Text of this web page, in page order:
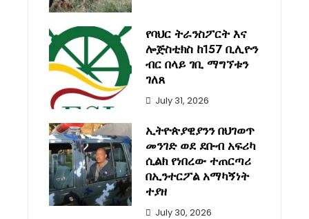
የባህር ትራንስፖርት እና
ሎጅስቲክስ ከ157 ቢሊዮን
ብር በላይ ገቢ ማግኘቱን
ገለጸ
July 31, 2026
ኢትዮጵያዊያንን በህገወጥ
መንገድ ወደ ደቡብ አፍሪካ
ሲልክ የነበረው ተጠርጣሪ
በኢንተርፖል አማካኝነት
ተያዘ
July 30, 2026